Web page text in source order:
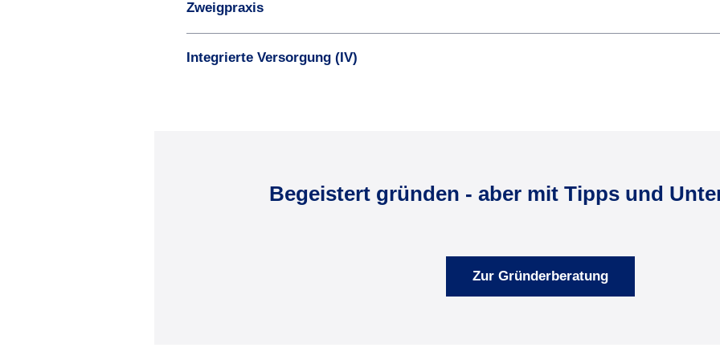
Zweigpraxis
Integrierte Versorgung (IV)
Begeistert gründen - aber mit Tipps und
Zur Gründerberatung